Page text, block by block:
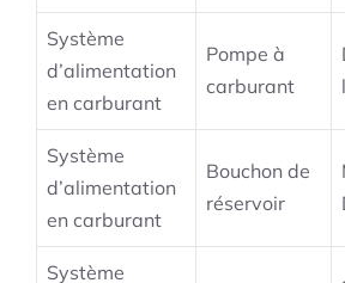
Système
d’alimentation
en carburant
Pompe à
carburant
Système
d’alimentation
en carburant
Bouchon de
réservoir
Système